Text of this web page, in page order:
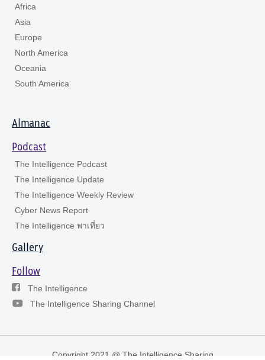
Africa
Asia
Europe
North America
Oceania
South America
Almanac
Podcast
The Intelligence Podcast
The Intelligence Update
The Intelligence Weekly Review
Cyber News Report
The Intelligence พาเที่ยว
Gallery
Follow
The Intelligence
The Intelligence Sharing Channel
Copyright 2021 @ The Intelligence Sharing